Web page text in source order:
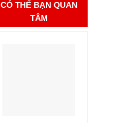
CÓ THỂ BẠN QUAN
TÂM